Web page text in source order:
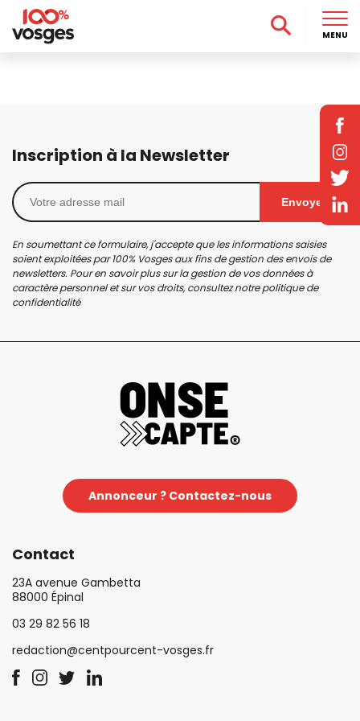
Inscription à la Newsletter
Envoyer
En soumettant ce formulaire, j'accepte que les informations saisies
soient exploitées par 100% Vosges aux fins de gestion des envois de
newsletters. Pour en savoir plus sur la gestion de vos données à
caractère personnel et sur vos droits, consultez notrepolitique de
confidentialité
Annonceur ? Contactez-nous
Contact
23A avenue Gambetta
88000 Épinal
03 29 82 56 18
redaction@centpourcent-vosges.fr
MENU